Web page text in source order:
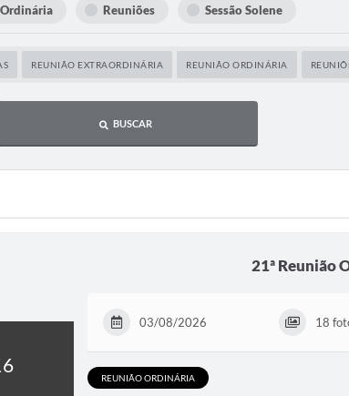
Reuniões Sessão Solene
REUNIÃO EXTRAORDINÁRIA REUNIÃO ORDINÁRIA
BUSCAR
21ª Reunião
03/08/2026 18
REUNIÃO ORDINÁRIA